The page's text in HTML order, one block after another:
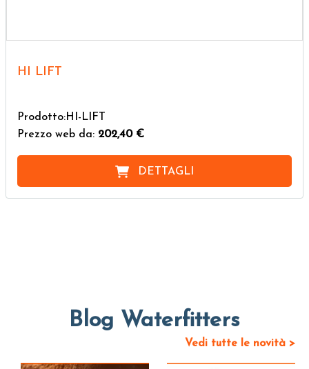
HI LIFT
Prodotto:HI-LIFT
Prezzo web da: 202,40 €
DETTAGLI
Blog Waterfitters
Vedi tutte le novità >